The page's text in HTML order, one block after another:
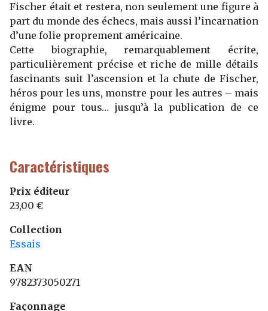
Fischer était et restera, non seulement une figure à
part du monde des échecs, mais aussi l’incarnation
d’une folie proprement américaine.
Cette biographie, remarquablement écrite,
particulièrement précise et riche de mille détails
fascinants suit l’ascension et la chute de Fischer,
héros pour les uns, monstre pour les autres – mais
énigme pour tous… jusqu’à la publication de ce
livre.
Caractéristiques
Prix éditeur
23,00 €
Collection
Essais
EAN
9782373050271
Façonnage